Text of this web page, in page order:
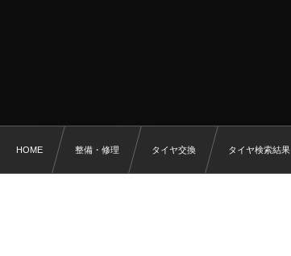
HOME 整備・修理 タイヤ交換 タイヤ検索結果